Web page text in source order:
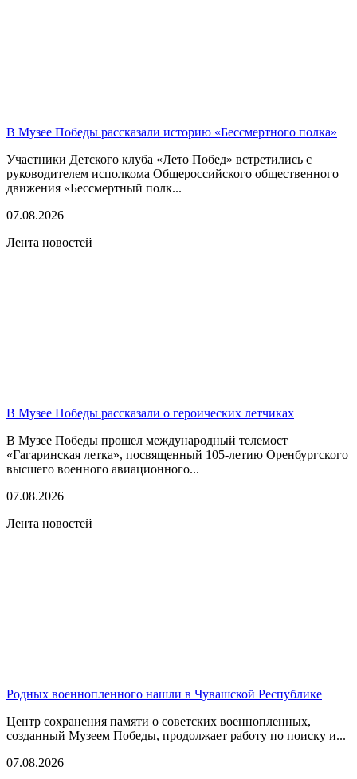
В Музее Победы рассказали историю «Бессмертного полка»
Участники Детского клуба «Лето Побед» встретились с
руководителем исполкома Общероссийского общественного
движения «Бессмертный полк...
07.08.2026
Лента новостей
В Музее Победы рассказали о героических летчиках
В Музее Победы прошел международный телемост
«Гагаринская летка», посвященный 105-летию Оренбургского
высшего военного авиационного...
07.08.2026
Лента новостей
Родных военнопленного нашли в Чувашской Республике
Центр сохранения памяти о советских военнопленных,
созданный Музеем Победы, продолжает работу по поиску и...
07.08.2026